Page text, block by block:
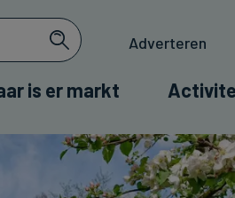
Adverteren
is er markt